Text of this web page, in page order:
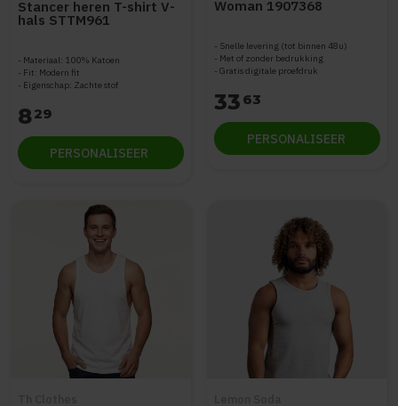
Stancer heren T-shirt V-
hals STTM961
Materiaal: 100% Katoen
Fit: Modern fit
Eigenschap: Zachte stof
829
PERSONALISEER
Woman 1907368
Snelle levering (tot binnen 48u)
Met of zonder bedrukking
Gratis digitale proefdruk
33 63
PERSONALISEER